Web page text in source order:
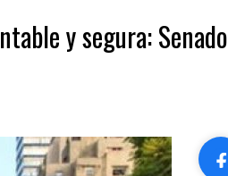
y segura: Senado